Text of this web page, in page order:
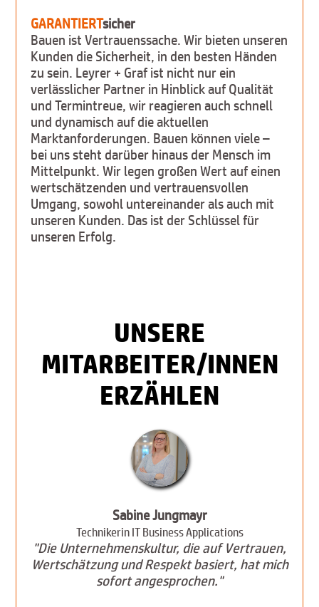
GARANTIERTsicher
Bauen ist Vertrauenssache. Wir bieten unseren
Kunden die Sicherheit, in den besten Händen
zu sein. Leyrer + Graf ist nicht nur ein
verlässlicher Partner in Hinblick auf Qualität
und Termintreue, wir reagieren auch schnell
und dynamisch auf die aktuellen
Marktanforderungen. Bauen können viele –
bei uns steht darüber hinaus der Mensch im
Mittelpunkt. Wir legen großen Wert auf einen
wertschätzenden und vertrauensvollen
Umgang, sowohl untereinander als auch mit
unseren Kunden. Das ist der Schlüssel für
unseren Erfolg.
UNSERE
MITARBEITER/INNEN
ERZÄHLEN
Sabine Jungmayr
Technikerin IT Business Applications
"Die Unternehmenskultur, die auf Vertrauen,
Wertschätzung und Respekt basiert, hat mich
sofort angesprochen."